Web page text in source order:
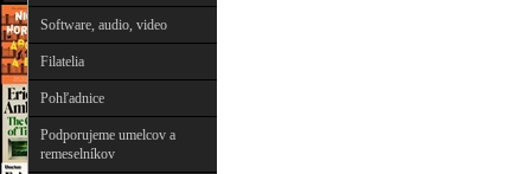
Software, audio, video
Filatelia
Pohľadnice
Podporujeme umelcov a
remeselníkov